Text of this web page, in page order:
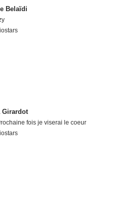
Belaïdi
Girardot
fois je viserai le coeur